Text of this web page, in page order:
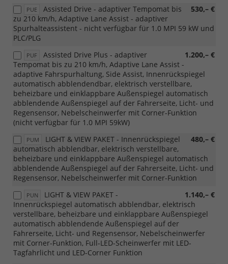
PUE 530,– €
Assisted Drive - adaptiver Tempomat bis
zu 210 km/h, Adaptive Lane Assist - adaptiver
Spurhalteassistent - nicht verfügbar für 1.0 MPI 59 kW und
PLC/PLG
PUF 1.200,– €
Assisted Drive Plus - adaptiver
Tempomat bis zu 210 km/h, Adaptive Lane Assist -
adaptive Fahrspurhaltung, Side Assist, Innenrückspiegel
automatisch abblendendbar, elektrisch verstellbare,
beheizbare und einklappbare Außenspiegel automatisch
abblendende Außenspiegel auf der Fahrerseite, Licht- und
Regensensor, Nebelscheinwerfer mit Corner-Funktion
(nicht verfügbar für 1.0 MPI 59kW)
PUM 480,– €
LIGHT & VIEW PAKET - Innenrückspiegel
automatisch abblendbar, elektrisch verstellbare,
beheizbare und einklappbare Außenspiegel automatisch
abblendende Außenspiegel auf der Fahrerseite, Licht- und
Regensensor, Nebelscheinwerfer mit Corner-Funktion
PUN 1.140,– €
LIGHT & VIEW PAKET -
Innenrückspiegel automatisch abblendbar, elektrisch
verstellbare, beheizbare und einklappbare Außenspiegel
automatisch abblendende Außenspiegel auf der
Fahrerseite, Licht- und Regensensor, Nebelscheinwerfer
mit Corner-Funktion, Full-LED-Scheinwerfer mit LED-
Tagfahrlicht und LED-Corner Funktion